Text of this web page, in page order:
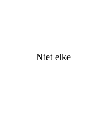
Niet elke